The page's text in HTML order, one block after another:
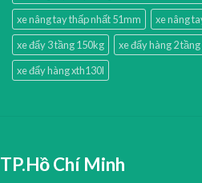
xe nâng tay thấp nhất 51mm
xe nâng
xe đẩy 3 tầng 150kg
xe đẩy hàng 2
xe đẩy hàng xth130l
TP.Hồ Chí Minh